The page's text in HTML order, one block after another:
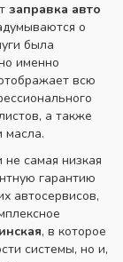
заправка авто
о
была
именно
всю
а также
масла.
самая низкая
гарантию
автосервисов,
, в которое
системы, но и,